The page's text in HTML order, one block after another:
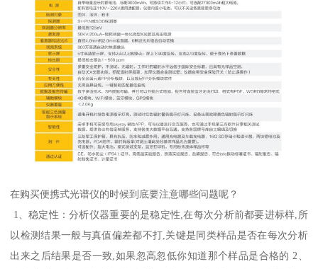
在购买便携式光谱仪的时候到底要注意哪些问题呢？
1、稳定性：分析仪器重要的是稳定性,在每次分析前都要进标样,所
以检测结果一般与真值偏差都不打,关键是同类样品是否在每次分析
出来之后结果是否一致,如果忽高忽低你知道那个样品是合格的 2、